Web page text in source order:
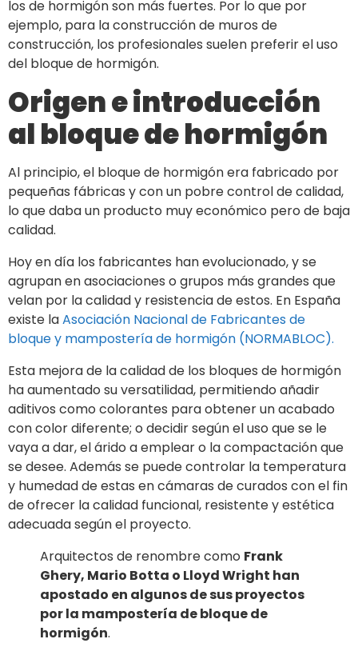
los de hormigón son más fuertes. Por lo que por
ejemplo, para la construcción de muros de
construcción, los profesionales suelen preferir el uso
del bloque de hormigón.
Origen e introducción
al bloque de hormigón
Al principio, el bloque de hormigón era fabricado por
pequeñas fábricas y con un pobre control de calidad,
lo que daba un producto muy económico pero de baja
calidad.
Hoy en día los fabricantes han evolucionado, y se
agrupan en asociaciones o grupos más grandes que
velan por la calidad y resistencia de estos. En España
existe laAsociación Nacional de Fabricantes de
bloque y mampostería de hormigón (NORMABLOC).
Esta mejora de la calidad de los bloques de hormigón
ha aumentado su versatilidad, permitiendo añadir
aditivos como colorantes para obtener un acabado
con color diferente; o decidir según el uso que se le
vaya a dar, el árido a emplear o la compactación que
se desee. Además se puede controlar la temperatura
y humedad de estas en cámaras de curados con el fin
de ofrecer la calidad funcional, resistente y estética
adecuada según el proyecto.
Arquitectos de renombre como Frank
Ghery, Mario Botta o Lloyd Wright han
apostado en algunos de sus proyectos
por la mampostería de bloque de
hormigón.